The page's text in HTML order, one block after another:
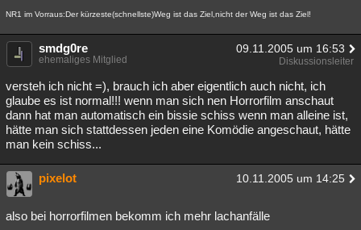
NR1 im Vorraus:Der kürzeste(schnellste)Weg ist das Ziel,nicht der Weg ist das Ziel!
smdg0re 09.11.2005 um 16:53
ehemaliges Mitglied Diskussionsleiter
versteh ich nicht =), brauch ich aber eigentlich auch nicht, ich
glaube es ist normal!!! wenn man sich nen Horrorfilm anschaut
dann hat man automatisch ein bissie schiss wenn man alleine ist,
hätte man sich stattdessen jeden eine Komödie angeschaut, hätte
man kein schiss...
pixelot 10.11.2005 um 14:25
also bei horrorfilmen bekomm ich mehr lachanfälle